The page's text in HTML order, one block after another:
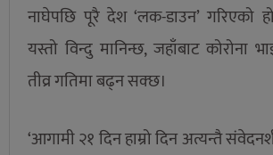
नाघेपछि पूरै देश ‘लक-डाउन’ गरिएको
यस्तो विन्दु मानिन्छ, जहाँबाट कोरोना
तीव्र गतिमा बढ्न सक्छ।
‘आगामी २१ दिन हाम्रो दिन अत्यन्तै